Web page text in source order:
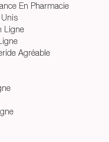
En Pharmacie
Ligne
Agréable